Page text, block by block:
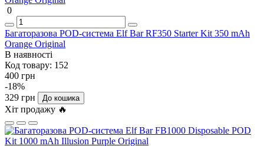
0
Багаторазова POD-система Elf Bar RF350 Starter Kit 350 mAh
Orange Original
В наявності
Код товару: 152
400 грн
-18%
329 грн
До кошика
Хіт продажу 🔥